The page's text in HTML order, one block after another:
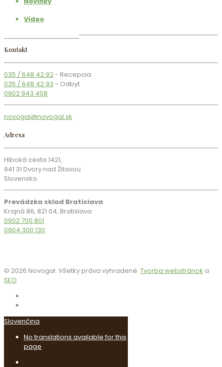
Video
Kontakt
035 / 648 42 92- Recepcia
035 / 648 42 93 - Odbyt
0902 943 408
novogal@novogal.sk
Adresa
Hlboká cesta 1421,
941 31 Dvory nad Žitavou
Slovensko
Prevádzka sklad Bratislava
Krajná 86, 821 04, Bratislava
0902 700 801
0904 300 130
© 2026 Novogal. Všetky práva vyhradené. Tvorba webstránok a
SEO
Slovenčina
No translations available for this
page